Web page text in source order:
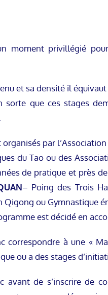
moment privillégié
et sa densité il
sorte que ces stages
organisés par
du Tao ou des
de pratique et près
– Poing des Trois
Qigong ou Gymnastique
est décidé en
correspondre à une «
ou a des stages
avant de s’inscrire de